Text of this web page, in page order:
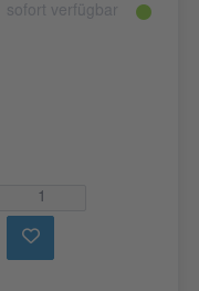
sofort verfügbar